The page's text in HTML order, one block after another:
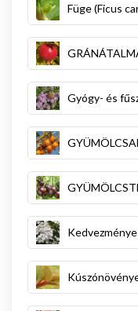
Füge (Ficus
Gyógy- és